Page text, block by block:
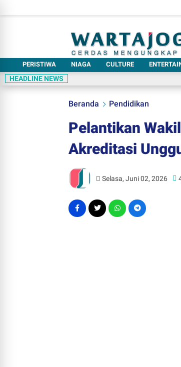
PERISTIWA NIAGA CULTURE
HEADLINE NEWS
Beranda Pendidikan
Pelantikan
Akreditasi
Selasa, Juni 02, 2026